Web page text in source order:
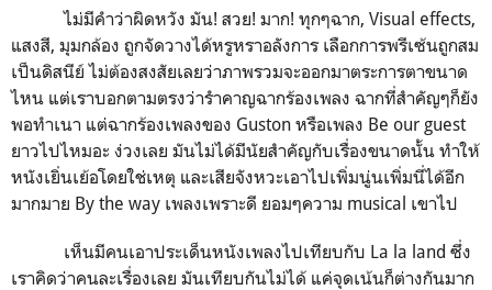
ไม่มีคำว่าผิดหวัง มัน! สวย! มาก! ทุกๆฉาก, Visual effects,
แสงสี, มุมกล้อง ถูกจัดวางได้หรูหราอลังการ เลือกการพรีเซ้นถูกสม
เป็นดิสนีย์ ไม่ต้องสงสัยเลยว่าภาพรวมจะออกมาตระการตาขนาด
ไหน แต่เราบอกตามตรงว่ารำคาญฉากร้องเพลง ฉากที่สำคัญๆก็ยัง
พอทำเนา แต่ฉากร้องเพลงของ Guston หรือเพลง Be our guest
ยาวไปไหมอะ ง่วงเลย มันไม่ได้มีนัยสำคัญกับเรื่องขนาดนั้น ทำให้
หนังเยิ่นเย้อโดยใช่เหตุ และเสียจังหวะเอาไปเพิ่มนู่นเพิ่มนี่ได้อีก
มากมาย By the way เพลงเพราะดี ยอมๆความ musical เขาไป
เห็นมีคนเอาประเด็นหนังเพลงไปเทียบกับ La la land ซึ่ง
เราคิดว่าคนละเรื่องเลย มันเทียบกันไม่ได้ แค่จุดเน้นก็ต่างกันมาก